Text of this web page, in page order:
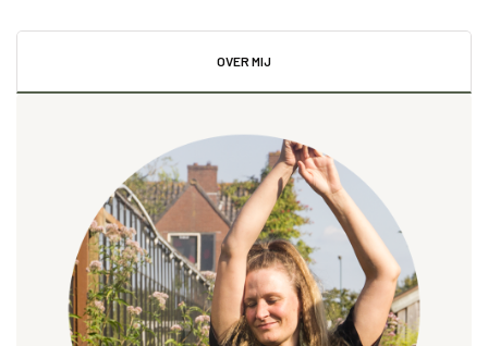
OVER MIJ